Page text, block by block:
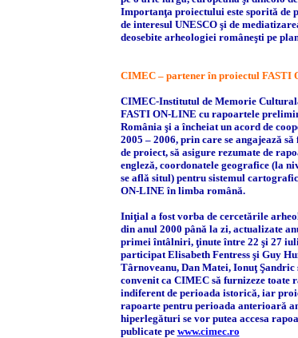
Importanţa proiectului este sporită
de interesul UNESCO şi de
deosebite arheologiei româneşti pe
CIMEC – partener în proiectul FASTI
CIMEC-Institutul de Memorie
FASTI ON-LINE cu rapoartele
România şi a încheiat un acord de
2005 – 2006, prin care se angajează
de proiect, să asigure rezumate de
engleză, coordonatele geografice (la
se află situl) pentru sistemul
ON-LINE în limba română.
Iniţial a fost vorba de cercetările
din anul 2000 până la zi, actualizate
primei întâlniri, ţinute între 22 şi 27
participat Elisabeth Fentress şi Guy
Târnoveanu, Dan Matei, Ionuţ
convenit ca CIMEC să furnizeze toate
indiferent de perioada istorică, iar
rapoarte pentru perioada anterioară
hiperlegături se vor putea accesa
publicate pe www.cimec.ro